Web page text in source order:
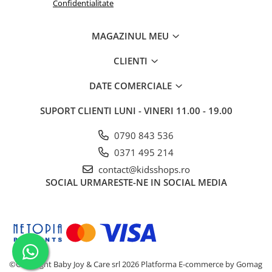
Confidentialitate
MAGAZINUL MEU
CLIENTI
DATE COMERCIALE
SUPORT CLIENTI LUNI - VINERI 11.00 - 19.00
0790 843 536
0371 495 214
contact@kidsshops.ro
SOCIAL URMARESTE-NE IN SOCIAL MEDIA
©Copyright Baby Joy & Care srl 2026 Platforma E-commerce by Gomag